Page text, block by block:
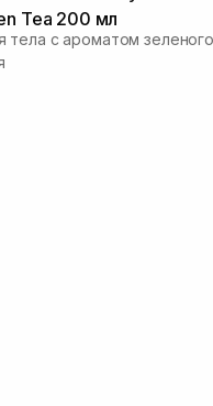
Tea 200 мл
тела с ароматом зеленого